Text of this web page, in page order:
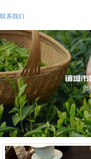
联系我们